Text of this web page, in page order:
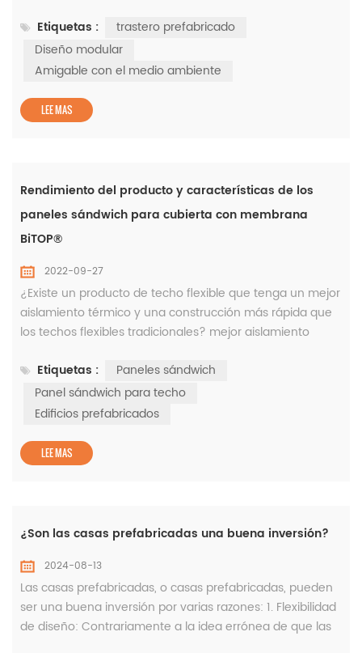
últimos dos años. Adopta diseño modular y producción
en fábrica. Se toma la caja como unidad básica. Puede
usarse solo o puede formar un espacio de uso espacioso
Etiquetas :
trastero prefabricado
Diseño modular
Amigable con el medio ambiente
LEE MAS
Rendimiento del producto y características de los
paneles sándwich para cubierta con membrana
BiTOP®
2022-09-27
¿Existe un producto de techo flexible que tenga un mejor
aislamiento térmico y una construcción más rápida que
los techos flexibles tradicionales? mejor aislamiento
metal de una sola capa; y mejor impermeable que los
paneles sándwich con cara de metal, además de
económico. "BiTOP® Coil Surface Roof Sandwich Panel l "
Etiquetas :
Paneles sándwich
Panel sándwich para techo
Edificios prefabricados
LEE MAS
¿Son las casas prefabricadas una buena inversión?
2024-08-13
Las casas prefabricadas, o casas prefabricadas, pueden
ser una buena inversión por varias razones: 1. Flexibilidad
de diseño: Contrariamente a la idea errónea de que las